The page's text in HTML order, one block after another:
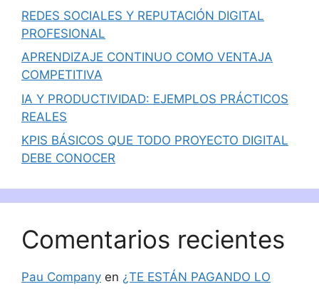
REDES SOCIALES Y REPUTACIÓN DIGITAL
PROFESIONAL
APRENDIZAJE CONTINUO COMO VENTAJA
COMPETITIVA
IA Y PRODUCTIVIDAD: EJEMPLOS PRÁCTICOS
REALES
KPIS BÁSICOS QUE TODO PROYECTO DIGITAL
DEBE CONOCER
Comentarios recientes
Pau Company en ¿TE ESTÁN PAGANDO LO